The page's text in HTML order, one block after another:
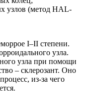
узлов (метод HAL-
I–II степени.
узла.
узла при помощи
– склерозант. Оно
из-за чего